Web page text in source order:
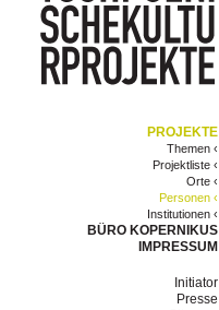
PROJEKTE
Themen ‹
Projektliste ‹
Orte ‹
Personen ‹
Institutionen ‹
BÜRO KOPERNIKUS
IMPRESSUM
Initiator
Presse